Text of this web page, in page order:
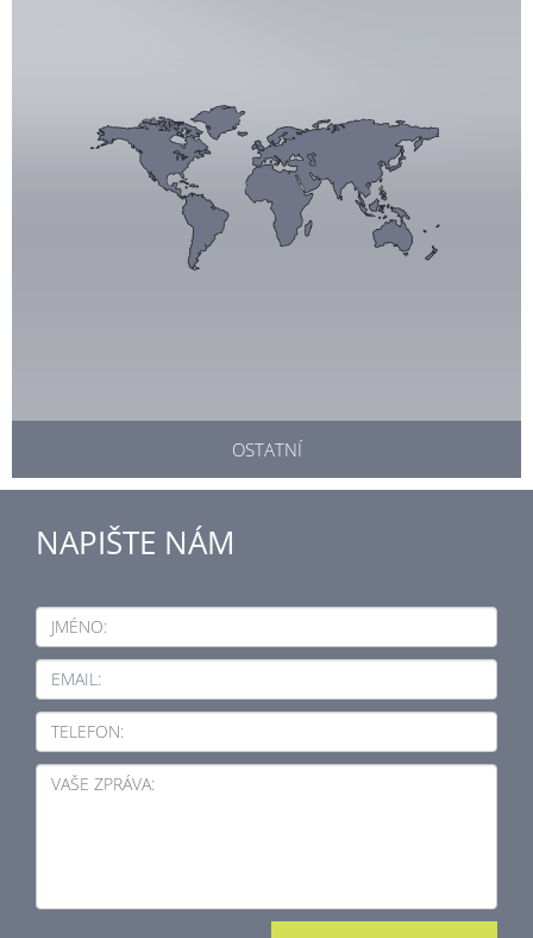
OSTATNÍ
NAPIŠTE NÁM
JMÉNO:
EMAIL:
TELEFON:
VAŠE ZPRÁVA: